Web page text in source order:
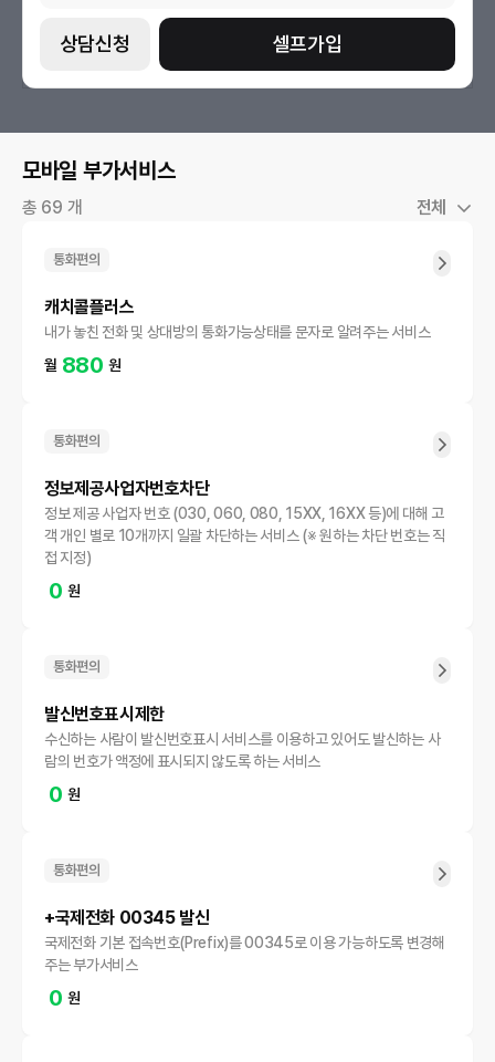
상담신청 셀프가입
모바일 부가서비스
총 69 개 전체
통화편의
캐치콜플러스
내가 놓친 전화 및 상대방의 통화가능상태를 문자로 알려주는 서비스
월 880 원
통화편의
정보제공사업자번호차단
정보 제공 사업자 번호 (030, 060, 080, 15XX, 16XX 등)에 대해 고
객 개인 별로 10개까지 일괄 차단하는 서비스 (※ 원하는 차단 번호는 직
접 지정)
0 원
통화편의
발신번호표시제한
수신하는 사람이 발신번호표시 서비스를 이용하고 있어도 발신하는 사
람의 번호가 액정에 표시되지 않도록 하는 서비스
0 원
통화편의
+국제전화 00345 발신
국제전화 기본 접속번호(Prefix)를 00345로 이용 가능하도록 변경해
주는 부가서비스
0 원